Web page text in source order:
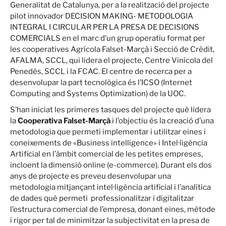
Generalitat de Catalunya, per a la realització del projecte
pilot innovador DECISION MAKING- METODOLOGIA
INTEGRAL I CIRCULAR PER LA PRESA DE DECISIONS
COMERCIALS en el marc d’un grup operatiu format per
les cooperatives Agrícola Falset-Marçà i Secció de Crèdit,
AFALMA, SCCL, qui lidera el projecte, Centre Vinícola del
Penedès, SCCL i la FCAC. El centre de recerca per a
desenvolupar la part tecnològica és l’ICSO (Internet
Computing and Systems Optimization) de la UOC.
S’han iniciat les primeres tasques del projecte què lidera
laCooperativa Falset-Marçà i l’objectiu és la creació d’una
metodologia que permeti implementar i utilitzar eines i
coneixements de «Business intelligence» i Intel·ligència
Artificial en l’àmbit comercial de les petites empreses,
incloent la dimensió online (e-commerce). Durant els dos
anys de projecte es preveu desenvolupar una
metodologia mitjançant intel·ligència artificial i l’analítica
de dades què permeti professionalitzar i digitalitzar
l’estructura comercial de l’empresa, donant eines, mètode
i rigor per tal de minimitzar la subjectivitat en la presa de